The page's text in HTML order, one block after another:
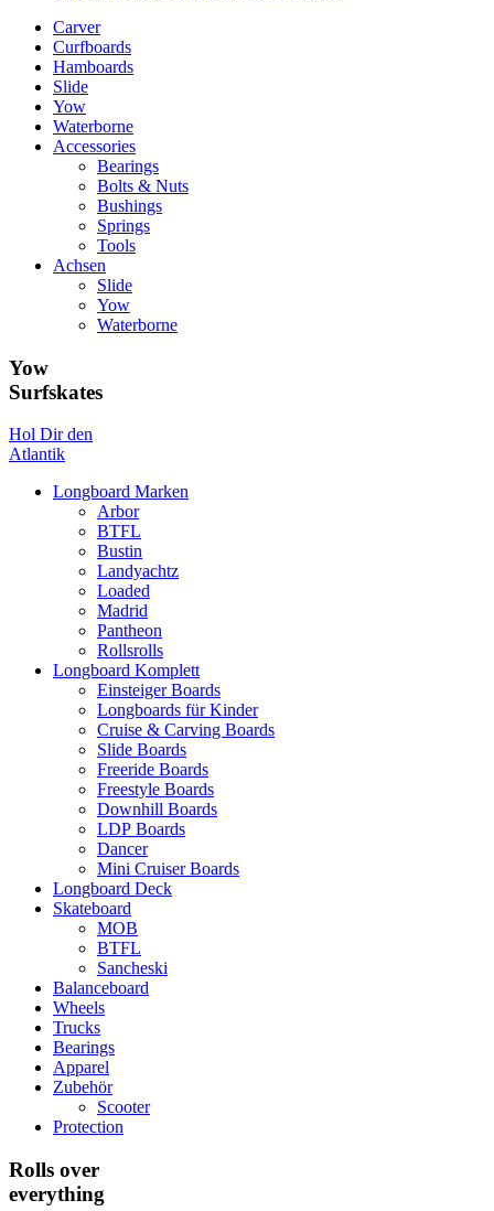
Carver
Curfboards
Hamboards
Slide
Yow
Waterborne
Accessories
Bearings
Bolts & Nuts
Bushings
Springs
Tools
Achsen
Slide
Yow
Waterborne
Yow
Surfskates
Hol Dir den
Atlantik
Longboard Marken
Arbor
BTFL
Bustin
Landyachtz
Loaded
Madrid
Pantheon
Rollsrolls
Longboard Komplett
Einsteiger Boards
Longboards für Kinder
Cruise & Carving Boards
Slide Boards
Freeride Boards
Freestyle Boards
Downhill Boards
LDP Boards
Dancer
Mini Cruiser Boards
Longboard Deck
Skateboard
MOB
BTFL
Sancheski
Balanceboard
Wheels
Trucks
Bearings
Apparel
Zubehör
Scooter
Protection
Rolls over
everything